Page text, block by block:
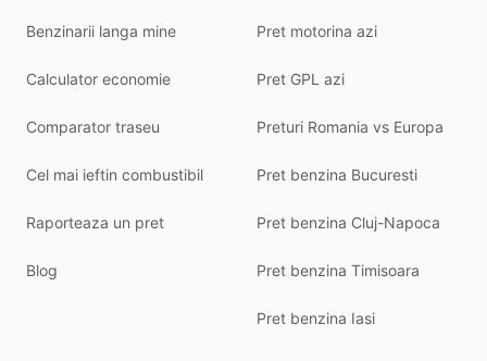
Benzinarii langa mine
Calculator economie
Comparator traseu
Cel mai ieftin combustibil
Raporteaza un pret
Blog
Pret motorina azi
Pret GPL azi
Preturi Romania vs Europa
Pret benzina Bucuresti
Pret benzina Cluj-Napoca
Pret benzina Timisoara
Pret benzina Iasi